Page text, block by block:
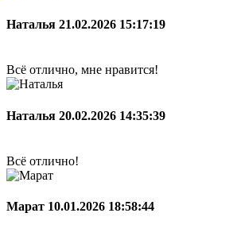
Наталья 21.02.2026 15:17:19
Всё отлично, мне нравится!
Наталья 20.02.2026 14:35:39
Всё отлично!
Марат 10.01.2026 18:58:44